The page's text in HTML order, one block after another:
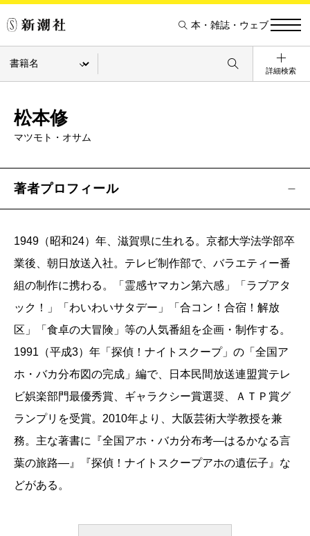
本・雑誌・ウェブ
詳細検索
松本修
マツモト・オサム
著者プロフィール
1949（昭和24）年、滋賀県に生れる。京都大学法学部卒
業後、朝日放送入社。テレビ制作部で、バラエティー番
組の制作に携わる。「霊感ヤマカン第六感」「ラブアタ
ック！」「わいわいサタデー」「合コン！合宿！解放
区」「食卓の大冒険」等の人気番組を企画・制作する。
1991（平成3）年「探偵！ナイトスクープ」の「全国ア
ホ・バカ分布図の完成」編で、日本民間放送連盟賞テレ
ビ娯楽部門最優秀賞、ギャラクシー賞選奨、ＡＴＰ賞グ
ランプリを受賞。2010年より、大阪芸術大学教授を兼
務。主な著書に『全国アホ・バカ分布考―はるかなる言
葉の旅路―』『探偵！ナイトスクープアホの遺伝子』な
どがある。